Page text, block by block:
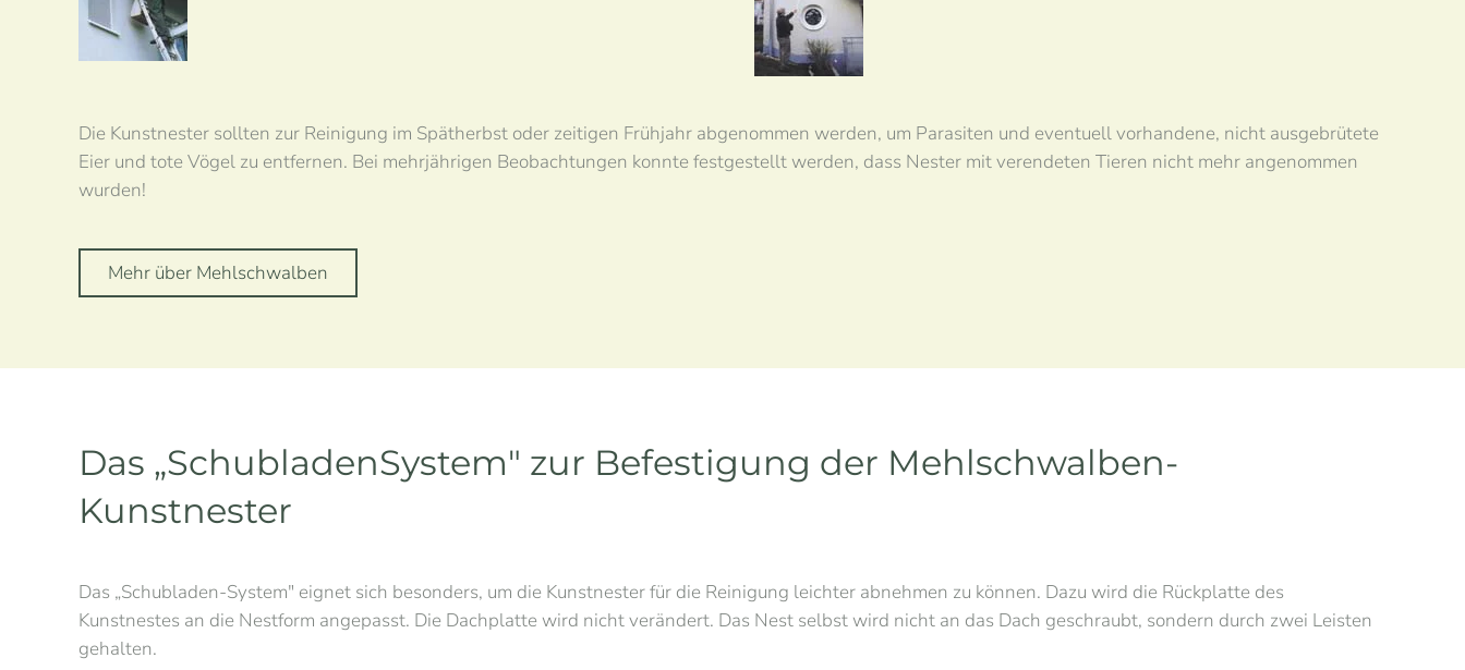
Die Kunstnester sollten zur Reinigung im Spätherbst oder zeitigen Frühjahr abgenommen werden, um Parasiten und eventuell vorhandene, nicht ausgebrütete
Eier und tote Vögel zu entfernen. Bei mehrjährigen Beobachtungen konnte festgestellt werden, dass Nester mit verendeten Tieren nicht mehr angenommen
wurden!
Mehr über Mehlschwalben
Das „SchubladenSystem" zur Befestigung der Mehlschwalben-
Kunstnester
Das „Schubladen-System" eignet sich besonders, um die Kunstnester für die Reinigung leichter abnehmen zu können. Dazu wird die Rückplatte des
Kunstnestes an die Nestform angepasst. Die Dachplatte wird nicht verändert. Das Nest selbst wird nicht an das Dach geschraubt, sondern durch zwei Leisten
gehalten.